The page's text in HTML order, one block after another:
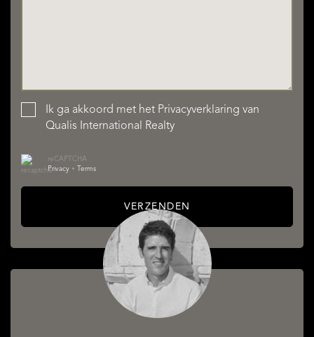
Ik ga akkoord met het Privacyverklaring van
Qualis International Realty
reCAPTCHA
Privacy • Terms
VERZENDEN